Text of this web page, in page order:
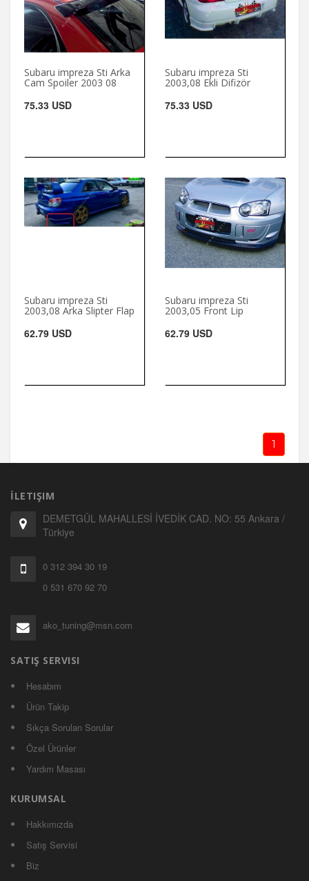
Subaru impreza Sti Arka
Cam Spoiler 2003 08
75.33 USD
Subaru impreza Sti
2003,08 Ekli Difizör
75.33 USD
Subaru impreza Sti
2003,08 Arka Slipter Flap
62.79 USD
Subaru impreza Sti
2003,05 Front Lip
62.79 USD
1
İLETIŞIM
DEMETGÜL MAHALLESİ İVEDİK CAD. NO: 55 Ankara /
Türkiye
0 312 394 30 19
0 531 670 92 70
ako_tuning@msn.com
SATIŞ SERVISI
Hesabım
Ürün Takip
Sıkça Sorulan Sorular
Özel Ürünler
Yardım Masası
KURUMSAL
Hakkımızda
Satış Servisi
Biz